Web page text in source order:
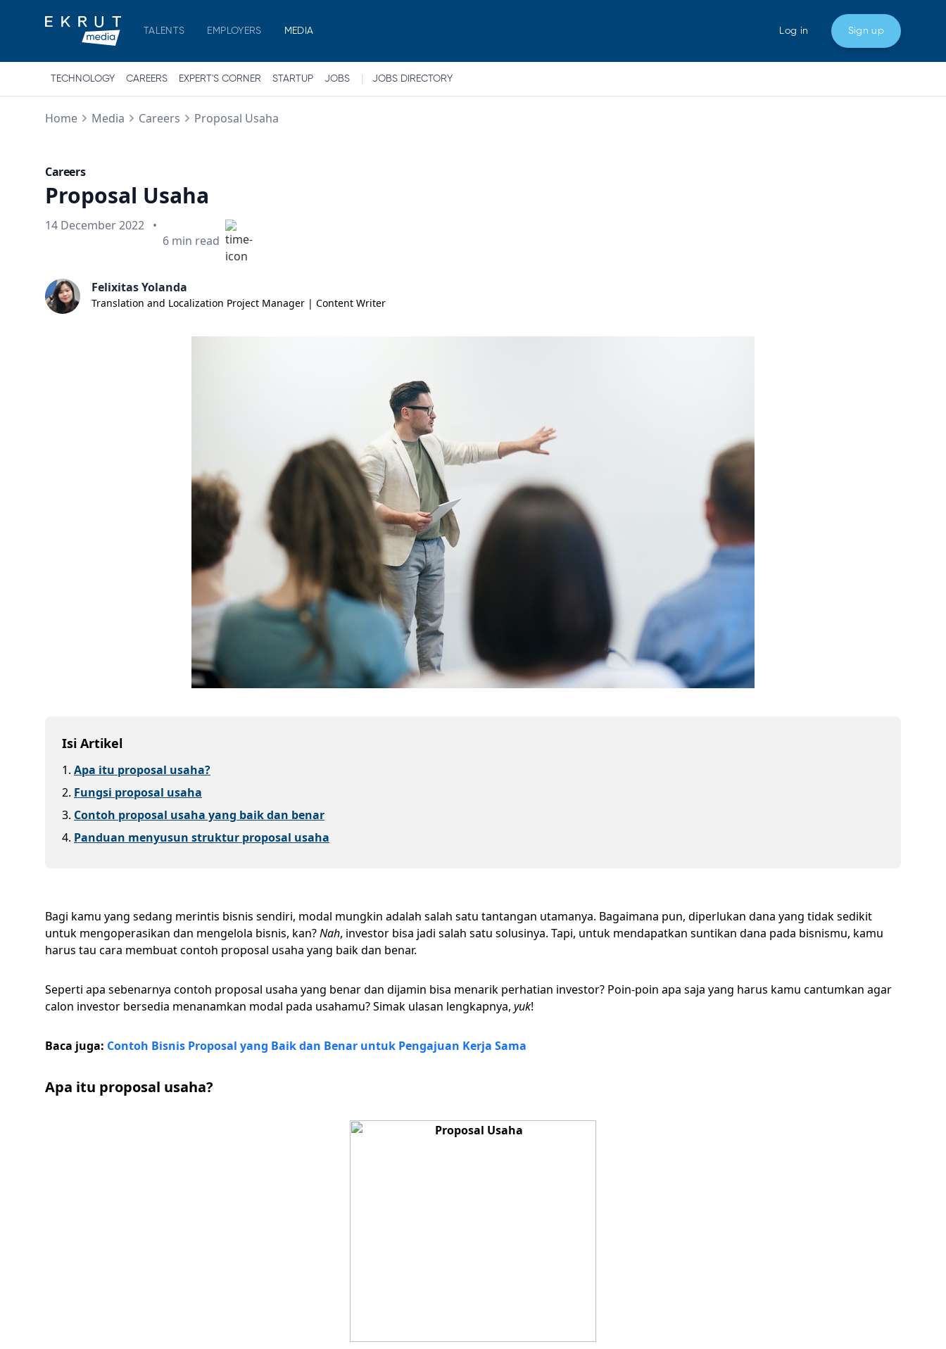
TALENTS EMPLOYERS MEDIA Log in Sign up
TECHNOLOGY CAREERS EXPERT'S CORNER STARTUP JOBS JOBS DIRECTORY
Home Media Careers Proposal Usaha
Careers
Proposal Usaha
Published on
14 December 2022 •
Min read
6 min read
Felixitas Yolanda
Translation and Localization Project Manager | Content Writer
Isi Artikel
1. Apa itu proposal usaha?
2. Fungsi proposal usaha
3. Contoh proposal usaha yang baik dan benar
4. Panduan menyusun struktur proposal usaha
Bagi kamu yang sedang merintis bisnis sendiri, modal mungkin adalah salah satu tantangan utamanya. Bagaimana pun, diperlukan dana yang tidak sedikit
untuk mengoperasikan dan mengelola bisnis, kan?Nah, investor bisa jadi salah satu solusinya. Tapi, untuk mendapatkan suntikan dana pada bisnismu, kamu
harus tau cara membuat contoh proposal usaha yang baik dan benar.
Seperti apa sebenarnya contoh proposal usaha yang benar dan dijamin bisa menarik perhatian investor? Poin-poin apa saja yang harus kamu cantumkan agar
calon investor bersedia menanamkan modal pada usahamu? Simak ulasan lengkapnya, yuk!
Baca juga: Contoh Bisnis Proposal yang Baik dan Benar untuk Pengajuan Kerja Sama
Apa itu proposal usaha?